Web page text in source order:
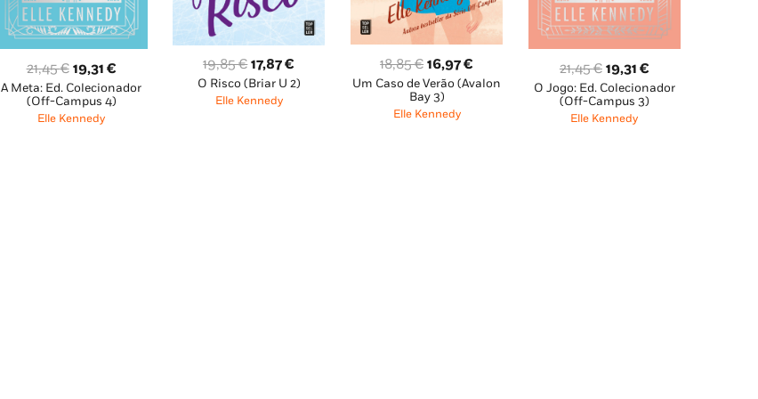
21,45€ O
preço
original
19,31 €O
preço
atual
A Meta: Ed. Colecionador
(Off-Campus 4)
Elle Kennedy
19,85€O
preço
original
17,87€
preço
O Risco (Briar U 2)
Elle Kennedy
18,85€ O
preço
original
16,97€
preço
Um Caso de Verão (Avalon
Bay 3)
Elle Kennedy
21,45€ O
preço
original
19,31 €O
preço
atual
O Jogo: Ed. Colecionador
(Off-Campus 3)
Elle Kennedy